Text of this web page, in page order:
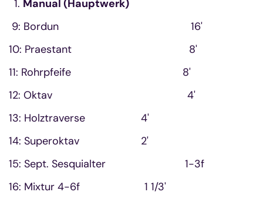
Manual (Hauptwerk)
9: Bordun 16'
10: Praestant 8'
11: Rohrpfeife 8'
12: Oktav 4'
13: Holztraverse 4'
14: Superoktav 2'
15: Sept. Sesquialter 1-3f
16: Mixtur 4-6f 1 1/3'